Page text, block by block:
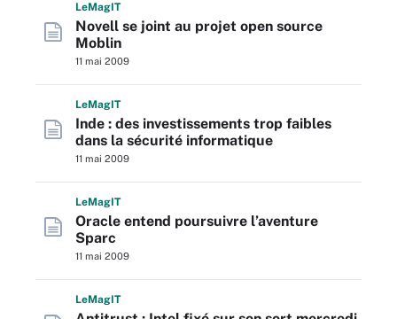
LeMagIT
Novell se joint au projet open source
Moblin
11 mai 2009
LeMagIT
Inde : des investissements trop faibles
dans la sécurité informatique
11 mai 2009
LeMagIT
Oracle entend poursuivre l’aventure
Sparc
11 mai 2009
LeMagIT